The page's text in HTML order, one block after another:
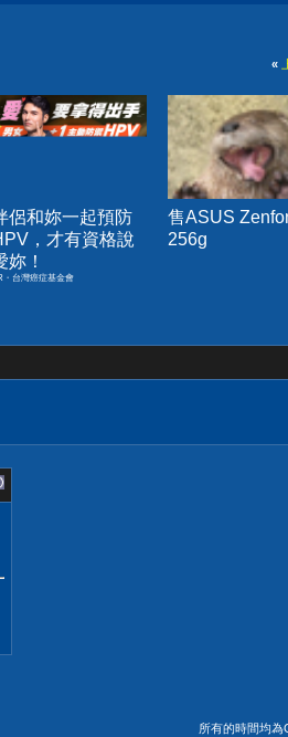
«
侶和妳一起預防
，才有資格說
妳！
・台灣癌症基金會
售ASUS
256g
所有的時間均為